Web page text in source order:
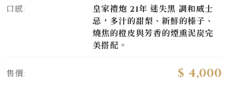
口感:
皇家禮炮 21年 迷失黑 調和威士
忌，多汁的甜梨、新鮮的榛子、
燒焦的橙皮與芳香的煙熏泥炭完
美搭配。
售價: $ 4,000